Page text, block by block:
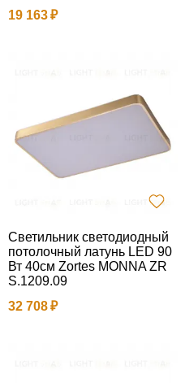
19 163
Светильник светодиодный
потолочный латунь LED 90
Вт 40см Zortes MONNA ZR
S.1209.09
32 708